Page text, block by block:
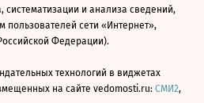
и анализа сведений,
пользователей сети «Интернет»,
Федерации).
технологий в виджетах
на сайте vedomosti.ru: СМИ2,